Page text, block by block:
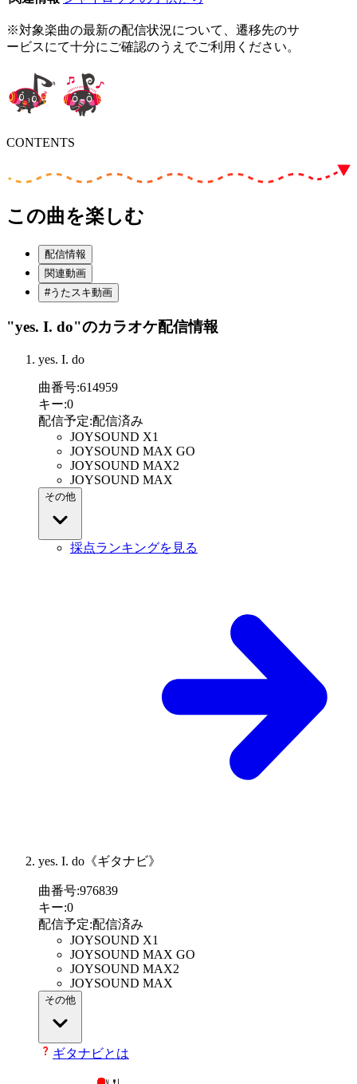
※対象楽曲の最新の配信状況について、遷移先のサ
ービスにて十分にご確認のうえでご利用ください。
CONTENTS
この曲を楽しむ
配信情報
関連動画
#うたスキ動画
"yes. I. do"のカラオケ配信情報
yes. I. do
曲番号:614959
キー:0
配信予定:配信済み
JOYSOUND X1
JOYSOUND MAX GO
JOYSOUND MAX2
JOYSOUND MAX
その他
採点ランキングを見る
yes. I. do《ギタナビ》
曲番号:976839
キー:0
配信予定:配信済み
JOYSOUND X1
JOYSOUND MAX GO
JOYSOUND MAX2
JOYSOUND MAX
その他
ギタナビとは